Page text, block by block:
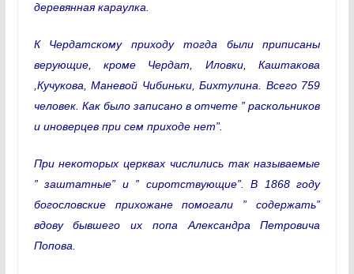
деревянная караулка.
К Чердатскому приходу тогда были приписаны
верующие, кроме Чердат, Иловки, Каштакова
,Кучукова, Маневой Чибиньки, Бихтулина. Всего 759
человек. Как было записано в отчете ” раскольников
и иноверцев при сем приходе нет”.
При некоторых церквах числились так называемые
” заштатные” и ” сиротствующие”. В 1868 году
богословские прихожане помогали ” содержать”
вдову бывшего их попа Александра Петровича
Попова.